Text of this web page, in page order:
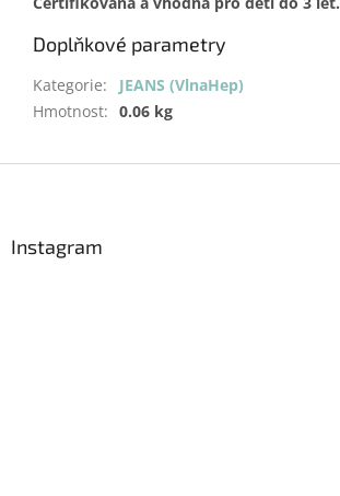
Doplňkové parametry
Kategorie:
JEANS (VlnaHep)
Hmotnost: 0.06 kg
Instagram